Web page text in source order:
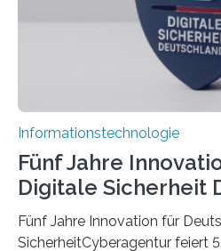
Informationstechnologie
Fünf Jahre
Digitale Sicherheit
Fünf Jahre Innovation für
SicherheitCyberagentur feiert